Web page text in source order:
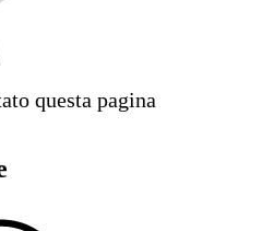
questa pagina